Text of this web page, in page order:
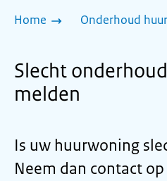
Home Onderhoud
Slecht
melden
Is uw huurwoning
Neem dan contact